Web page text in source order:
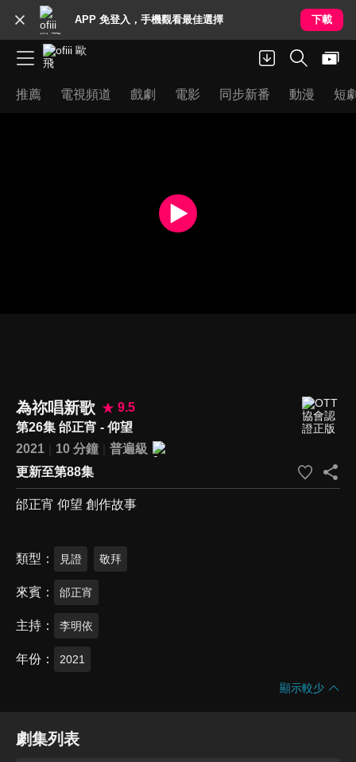
APP 免登入，手機觀看最佳選擇 下載
推薦 電視頻道 戲劇 電影 同步新番 動漫 短
為祢唱新歌
9.5
第26集 邰正宵 - 仰望
2021
10 分鐘
普遍級
更新至第88集
邰正宵 仰望 創作故事
類型 見證 敬拜
來賓 邰正宵
主持 李明依
年份 2021
顯示較少
劇集列表